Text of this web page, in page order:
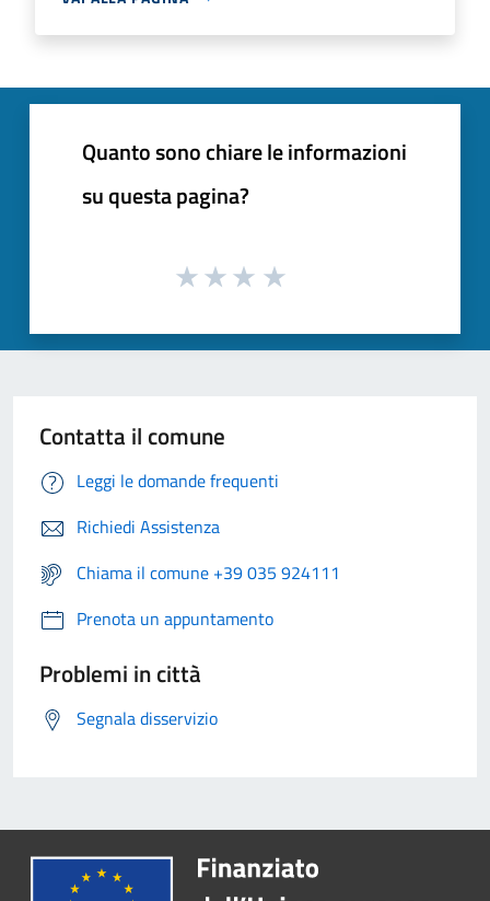
Quanto sono chiare le informazioni
su questa pagina?
Contatta il comune
Leggi le domande frequenti
Richiedi Assistenza
Chiama il comune +39 035 924111
Prenota un appuntamento
Problemi in città
Segnala disservizio